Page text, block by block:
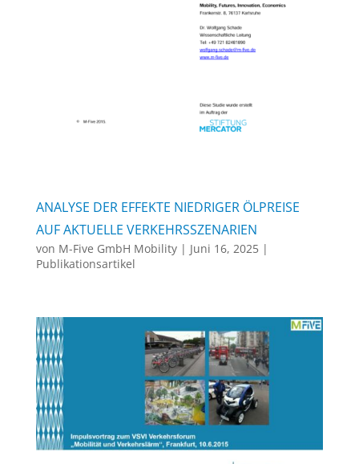
ANALYSE DER EFFEKTE NIEDRIGER ÖLPREISE
AUF AKTUELLE VERKEHRSSZENARIEN
von M-Five GmbH Mobility| Juni 16, 2025|
Publikationsartikel